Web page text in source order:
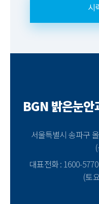
시
BGN 밝은눈안
서울특별시 송파구
대표전화 : 1600-
(토